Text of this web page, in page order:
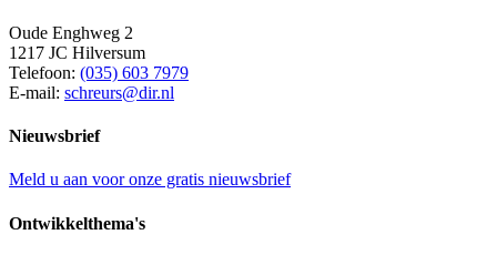
Oude Enghweg 2
1217 JC Hilversum
Telefoon: (035) 603 7979
E-mail: schreurs@dir.nl
Nieuwsbrief
Meld u aan voor onze gratis nieuwsbrief
Ontwikkelthema's